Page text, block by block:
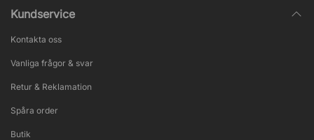
Kundservice
Kontakta oss
Vanliga frågor & svar
Retur & Reklamation
Spåra order
Butik